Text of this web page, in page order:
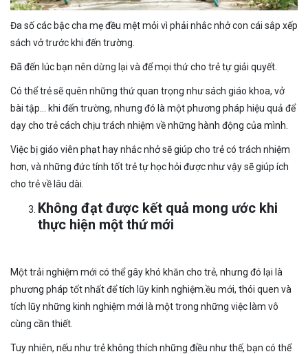
Đa số các bậc cha mẹ đều mệt mỏi vì phải nhắc nhở con cái sắp xếp
sách vở trước khi đến trường.
Đã đến lúc bạn nên dừng lại và để mọi thứ cho trẻ tự giải quyết.
Có thể trẻ sẽ quên những thứ quan trọng như sách giáo khoa, vở
bài tập… khi đến trường, nhưng đó là một phương pháp hiệu quả để
dạy cho trẻ cách chịu trách nhiệm về những hành động của mình.
Việc bị giáo viên phạt hay nhắc nhở sẽ giúp cho trẻ có trách nhiệm
hơn, và những đức tính tốt trẻ tự học hỏi được như vậy sẽ giúp ích
cho trẻ về lâu dài.
Không đạt được kết quả mong ước khi
thực hiện một thứ mới
Một trải nghiệm mới có thể gây khó khăn cho trẻ, nhưng đó lại là
phương pháp tốt nhất để tích lũy kinh nghiệm.ều mới, thói quen và
tích lũy những kinh nghiệm mới là một trong những việc làm vô
cùng cần thiết.
Tuy nhiên, nếu như trẻ không thích những điều như thế, bạn có thể